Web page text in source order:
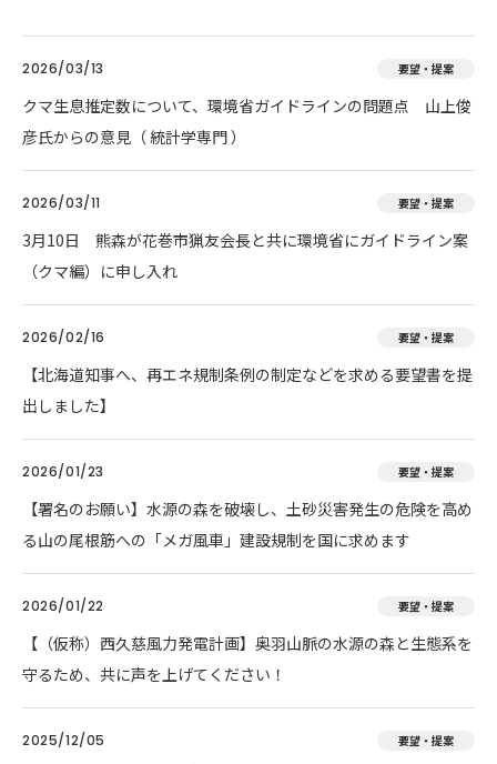
2026/03/13 要望・提案
クマ生息推定数について、環境省ガイドラインの問題点 山上俊
彦氏からの意見（ 統計学専門 ）
2026/03/11 要望・提案
3月10日 熊森が花巻市猟友会長と共に環境省にガイドライン案
（クマ編）に申し入れ
2026/02/16 要望・提案
【北海道知事へ、再エネ規制条例の制定などを求める要望書を提
出しました】
2026/01/23 要望・提案
【署名のお願い】水源の森を破壊し、土砂災害発生の危険を高め
る山の尾根筋への「メガ風車」建設規制を国に求めます
2026/01/22 要望・提案
【（仮称）西久慈風力発電計画】奥羽山脈の水源の森と生態系を
守るため、共に声を上げてください！
2025/12/05 要望・提案